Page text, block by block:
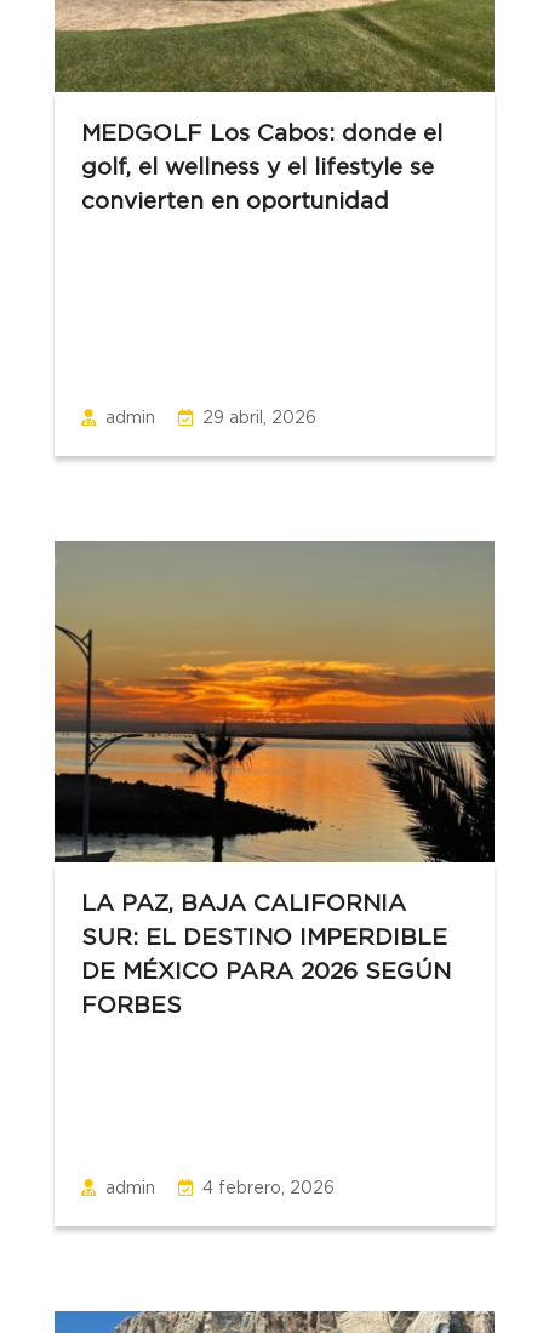
MEDGOLF Los Cabos: donde el
golf, el wellness y el lifestyle se
convierten en oportunidad
admin 29 abril, 2026
LA PAZ, BAJA CALIFORNIA
SUR: EL DESTINO IMPERDIBLE
DE MÉXICO PARA 2026 SEGÚN
FORBES
admin 4 febrero, 2026